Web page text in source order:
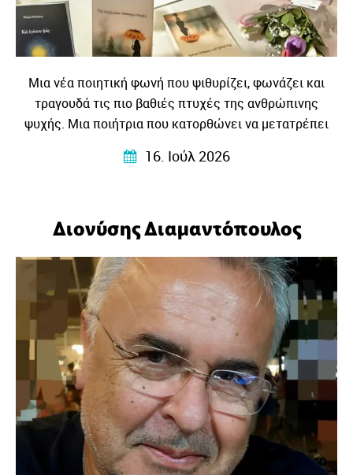
Μια νέα ποιητική φωνή που ψιθυρίζει, φωνάζει και
τραγουδά τις πιο βαθιές πτυχές της ανθρώπινης
ψυχής. Μια ποιήτρια που κατορθώνει να μετατρέπει
στοχασμούς της σε στίχους που αγγίζουν, ταράζουν και
16. Ιούλ 2026
Διονύσης Διαμαντόπουλος